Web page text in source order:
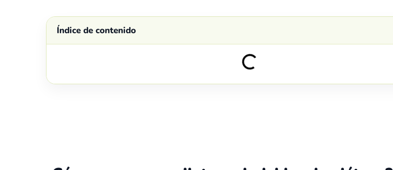
Índice de contenido